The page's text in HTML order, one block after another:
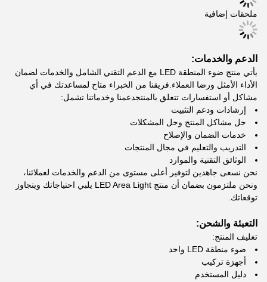
ملحقات إضافية
الدعم والخدمات:
يأتي منتج ضوء المنطقة LED مع الدعم التقني الشامل والخدمات لضمان
الأداء الأمثل ورضا العملاء.فريقنا من الخبراء متاح لمساعدتك في أي
مشاكل أو استفسارات تتعلق بالمنتجدعمنا وخدماتنا تشمل:
إرشادات ودعم التثبيت
حل مشاكل المنتج وحل المشكلات
خدمات الضمان والإصلاح
التدريب والتعليم في مجال المنتجات
الوثائق التقنية والموارد
نحن نسعى جاهدين لتوفير أعلى مستوى من الدعم والخدمات لعملائنا،
ونحن ملتزمون بضمان أن منتج LED Area Light يلبي احتياجاتك ويتجاوز
توقعاتك.
التعبئة والشحن:
تغليف المنتج:
ضوء منطقة LED واحد
أجهزة تركيب
دليل المستخدم